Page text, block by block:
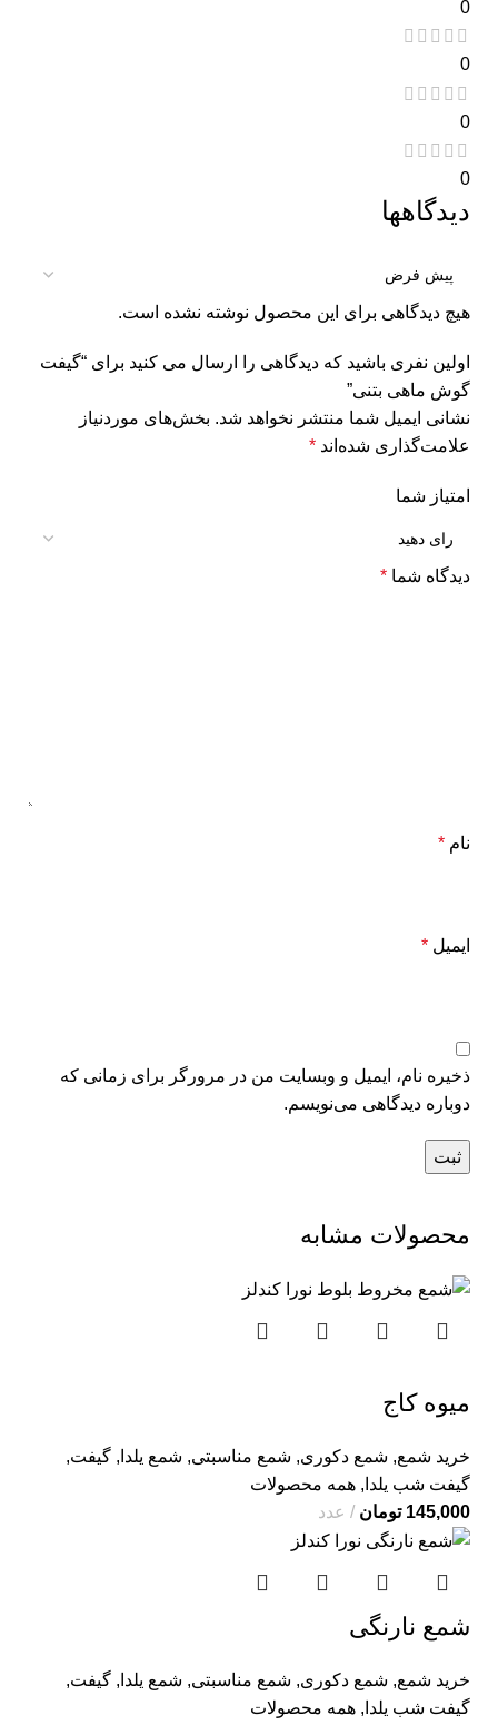
0
0
0
0
دیدگاهها
هیچ دیدگاهی برای این محصول نوشته نشده است.
اولین نفری باشید که دیدگاهی را ارسال می کنید برای “گیفت
گوش ماهی بتنی”
نشانی ایمیل شما منتشر نخواهد شد. بخش‌های موردنیاز
علامت‌گذاری شده‌اند *
امتیاز شما
دیدگاه شما *
نام *
ایمیل *
ذخیره نام، ایمیل و وبسایت من در مرورگر برای زمانی که
دوباره دیدگاهی می‌نویسم.
محصولات مشابه
میوه کاج
خرید شمع, شمع دکوری, شمع مناسبتی, شمع یلدا , گیفت,
گیفت شب یلدا , همه محصولات
145,000 تومان عدد
شمع نارنگی
خرید شمع, شمع دکوری, شمع مناسبتی, شمع یلدا , گیفت,
گیفت شب یلدا , همه محصولات